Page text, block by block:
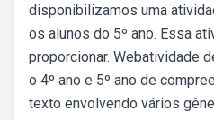
disponibilizamos uma
os alunos do 5º ano. Essa
proporcionar. Webatividade
o 4º ano e 5º ano de
texto envolvendo vários